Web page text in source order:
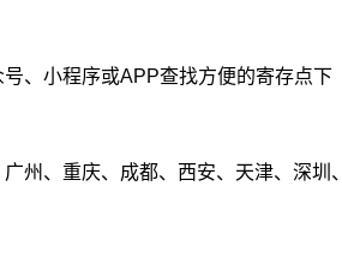
、小程序或APP查找方便的寄存点下
州、重庆、成都、西安、天津、深圳、